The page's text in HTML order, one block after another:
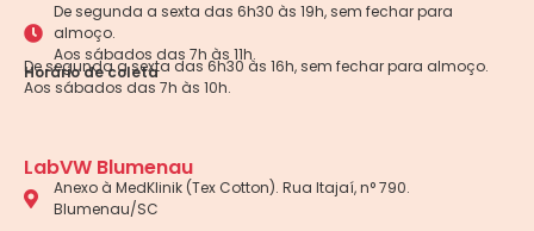
De segunda a sexta das 6h30 às 19h, sem fechar para
almoço.
Aos sábados das 7h às 11h.
Horário de coleta
De segunda a sexta das 6h30 às 16h, sem fechar para almoço.
Aos sábados das 7h às 10h.
LabVW Blumenau
Anexo à MedKlinik (Tex Cotton). Rua Itajaí, n° 790.
Blumenau/SC